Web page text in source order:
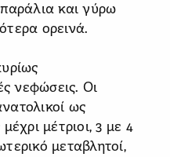
και γύρω
ορεινά.
νεφώσεις. Οι
ως
μέτριοι, 3 με 4
μεταβλητοί,